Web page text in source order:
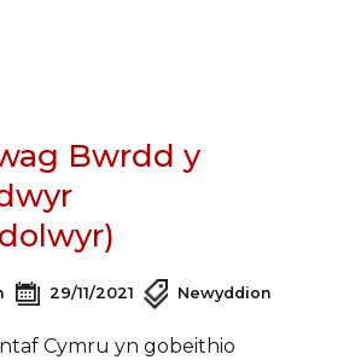
Bwrdd y
29/11/2021 Newyddion
Cymru yn gobeithio